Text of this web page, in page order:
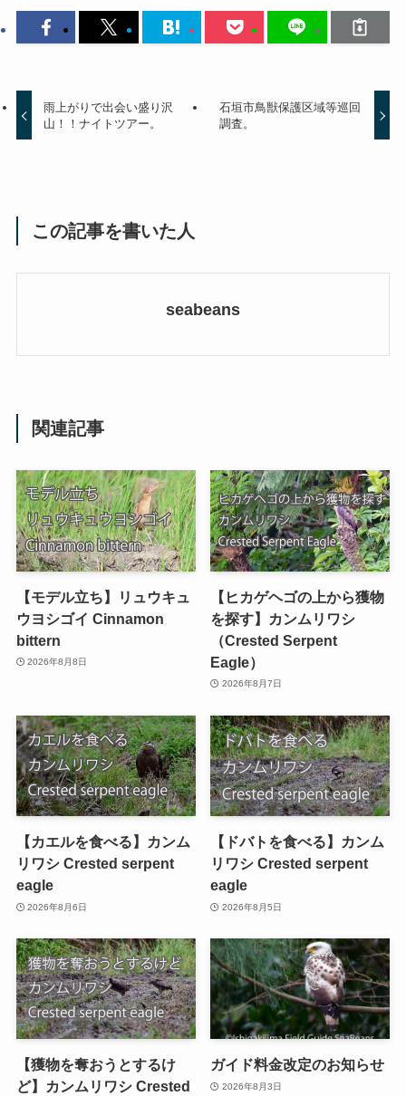
雨上がりで出会い盛り沢
山！！ナイトツアー。
石垣市鳥獣保護区域等巡回
調査。
この記事を書いた人
seabeans
関連記事
【モデル立ち】リュウキュ
ウヨシゴイ Cinnamon
bittern
2026年8月8日
【ヒカゲヘゴの上から獲物
を探す】カンムリワシ
（Crested Serpent
Eagle）
2026年8月7日
【カエルを食べる】カンム
リワシ Crested serpent
eagle
2026年8月6日
【ドバトを食べる】カンム
リワシ Crested serpent
eagle
2026年8月5日
【獲物を奪おうとするけ
ど】カンムリワシ Crested
ガイド料金改定のお知らせ
2026年8月3日